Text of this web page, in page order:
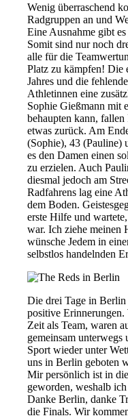
Wenig überraschend
Radgruppen an und
Eine Ausnahme gibt
Somit sind nur noch
alle für die
Platz zu kämpfen! Die
Jahres und die
Athletinnen eine
Sophie Gießmann mit
behaupten kann,
etwas zurück. Am
(Sophie), 43 (Pauline)
es den Damen einen
zu erzielen. Auch
diesmal jedoch am
Radfahrens lag eine
dem Boden.
erste Hilfe und
war. Ich ziehe meinen
wünsche Jedem in
selbstlos handelnden
Die drei Tage in
positive
Zeit als Team, waren
gemeinsam unterwegs
Sport wieder unter
uns in Berlin geboten
Mir persönlich ist in
geworden, weshalb
Danke Berlin, danke
die Finals. Wir